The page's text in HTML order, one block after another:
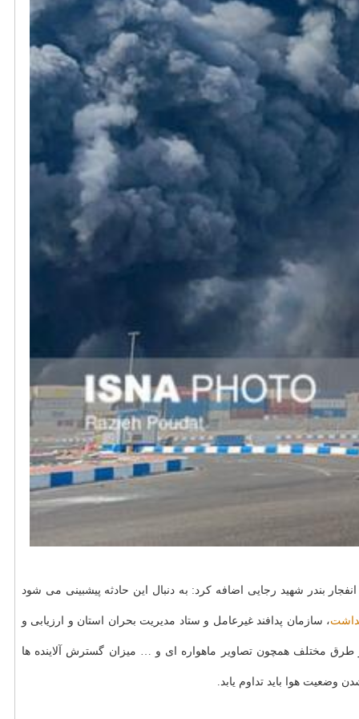
بندر شهید رجایی اضافه کرد: به دنبال این حادثه پیشبینی می شود
، سازمان پدافند غیرعامل و ستاد مدیریت بحران استان و ارزیابی و
مختلف همچون تصاویر ماهواره ای و … میزان گسترش آلاینده ها
هوا باید تداوم یابد.